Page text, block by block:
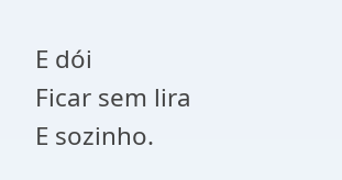
E dói
Ficar sem lira
E sozinho.